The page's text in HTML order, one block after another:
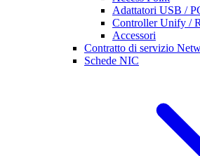
Adattatori USB /
Controller Unify /
Accessori
Contratto di servizio
Schede NIC